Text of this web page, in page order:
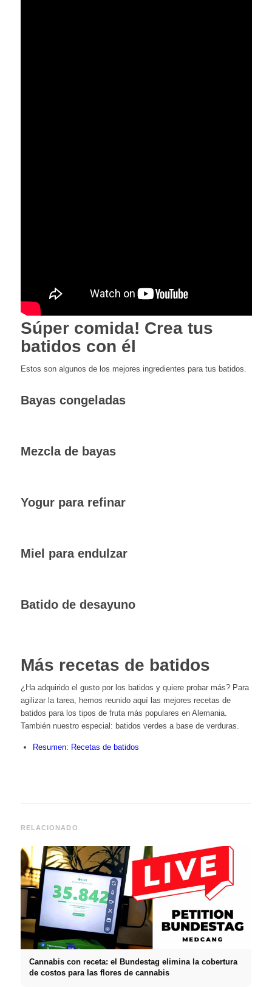
Súper comida! Crea tus
batidos con él
Estos son algunos de los mejores ingredientes para tus batidos.
Bayas congeladas
Mezcla de bayas
Yogur para refinar
Miel para endulzar
Batido de desayuno
Más recetas de batidos
¿Ha adquirido el gusto por los batidos y quiere probar más? Para
agilizar la tarea, hemos reunido aquí las mejores recetas de
batidos para los tipos de fruta más populares en Alemania.
También nuestro especial: batidos verdes a base de verduras.
Resumen: Recetas de batidos
RELACIONADO
Cannabis con receta: el Bundestag elimina la cobertura
de costos para las flores de cannabis